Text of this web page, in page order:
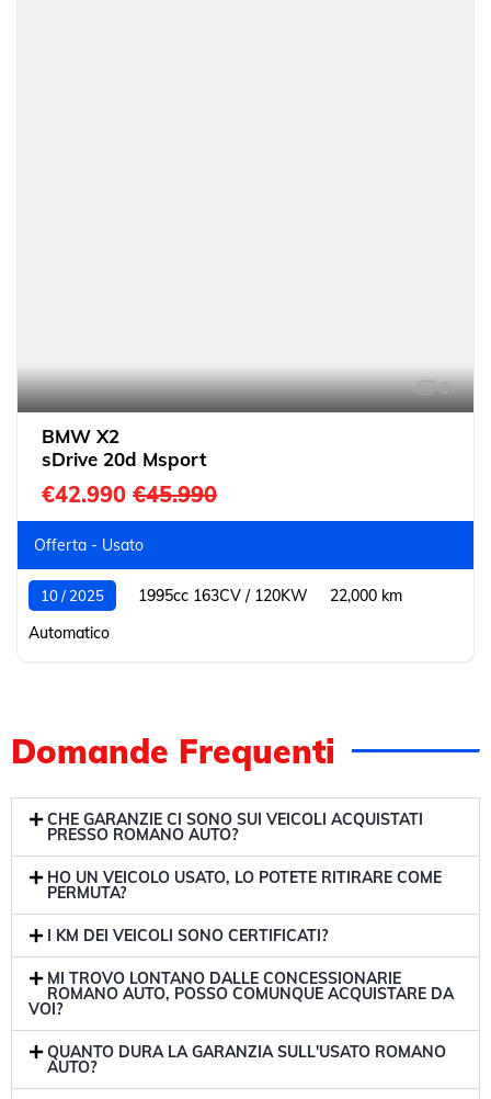
8
BMW X2
sDrive 20d Msport
€42.990 €45.990
Offerta - Usato
10 / 2025 1995cc 163CV / 120KW
22,000 km
Automatico
Domande Frequenti
CHE GARANZIE CI SONO SUI VEICOLI ACQUISTATI
PRESSO ROMANO AUTO?
HO UN VEICOLO USATO, LO POTETE RITIRARE COME
PERMUTA?
I KM DEI VEICOLI SONO CERTIFICATI?
MI TROVO LONTANO DALLE CONCESSIONARIE
ROMANO AUTO, POSSO COMUNQUE ACQUISTARE DA
VOI?
QUANTO DURA LA GARANZIA SULL'USATO ROMANO
AUTO?